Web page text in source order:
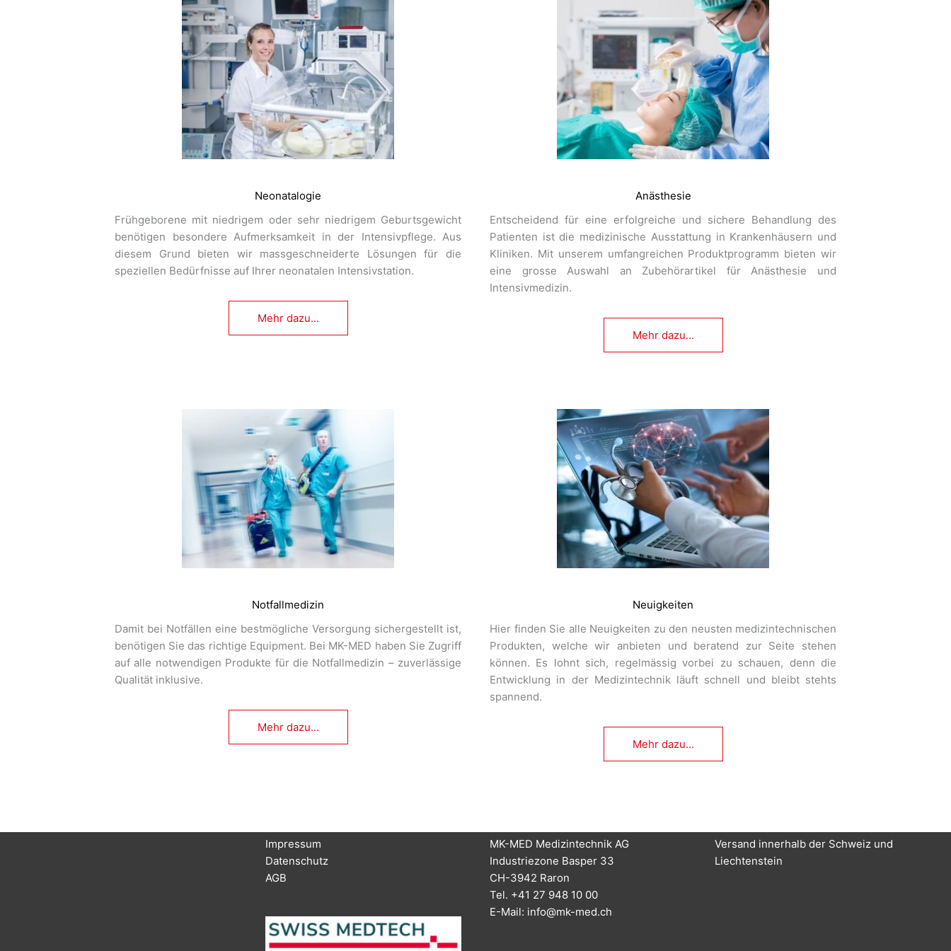
Neonatalogie
Frühgeborene mit niedrigem oder sehr niedrigem Geburtsgewicht
benötigen besondere Aufmerksamkeit in der Intensivpflege. Aus
diesem Grund bieten wir massgeschneiderte Lösungen für die
speziellen Bedürfnisse auf Ihrer neonatalen Intensivstation.
Mehr dazu...
Anästhesie
Entscheidend für eine erfolgreiche und sichere Behandlung des
Patienten ist die medizinische Ausstattung in Krankenhäusern und
Kliniken. Mit unserem umfangreichen Produktprogramm bieten wir
eine grosse Auswahl an Zubehörartikel für Anästhesie und
Intensivmedizin.
Mehr dazu...
Notfallmedizin
Damit bei Notfällen eine bestmögliche Versorgung sichergestellt ist,
benötigen Sie das richtige Equipment. Bei MK-MED haben Sie Zugriff
auf alle notwendigen Produkte für die Notfallmedizin – zuverlässige
Qualität inklusive.
Mehr dazu...
Neuigkeiten
Hier finden Sie alle Neuigkeiten zu den neusten medizintechnischen
Produkten, welche wir anbieten und beratend zur Seite stehen
können. Es lohnt sich, regelmässig vorbei zu schauen, denn die
Entwicklung in der Medizintechnik läuft schnell und bleibt stehts
spannend.
Mehr dazu...
Impressum
Datenschutz
AGB
MK-MED Medizintechnik AG
Industriezone Basper 33
CH-3942 Raron
Tel. +41 27 948 10 00
E-Mail: info@mk-med.ch
Versand innerhalb der Schweiz und
Liechtenstein